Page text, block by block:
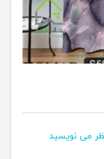
می نویسید